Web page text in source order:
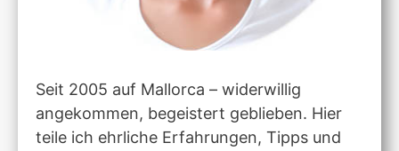
Seit 2005 auf Mallorca – widerwillig
angekommen, begeistert geblieben. Hier
teile ich ehrliche Erfahrungen, Tipps und